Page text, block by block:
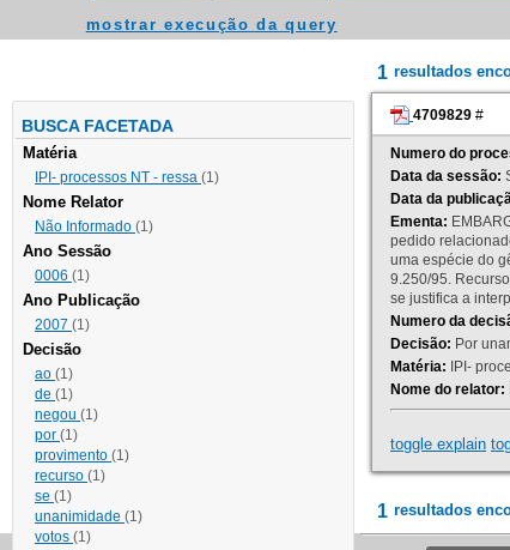
mostrar execução da query
BUSCA FACETADA
Matéria
IPI- processos NT - ressa (1)
Nome Relator
Não Informado (1)
Ano Sessão
0006 (1)
Ano Publicação
2007 (1)
Decisão
ao (1)
de (1)
negou (1)
por (1)
provimento (1)
recurso (1)
se (1)
unanimidade (1)
votos (1)
1 resultados
4709829 #
Numero do
Data da sessão:
Data da
Ementa:
pedido
uma espécie do
9.250/95.
se justifica a
Numero da
Decisão: Por
Matéria: IPI-
Nome do relator:
toggle explain
1 resultados